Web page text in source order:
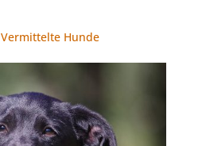
Vermittelte Hunde